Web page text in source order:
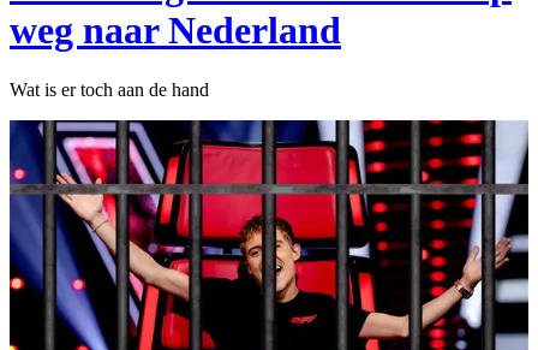
weg naar Nederland
Wat is er toch aan de hand